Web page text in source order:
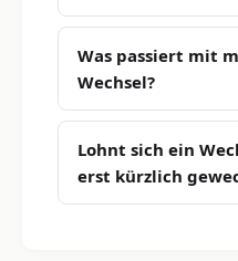
Was passiert mit
Wechsel?
Lohnt sich ein
erst kürzlich